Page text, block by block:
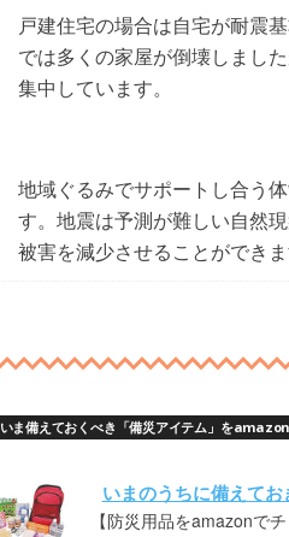
戸建住宅の場合は自宅が耐震
では多くの家屋が倒壊しまし
集中しています。
地域ぐるみでサポートし合う
す。地震は予測が難しい自然
被害を減少させることができま
いま備えておくべき「備災アイテム」を
いまのうちに備えて
【防災用品をamazonでチ